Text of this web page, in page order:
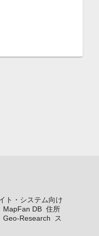
ト・システム向け
MapFan DB 住所
Geo-Research
ス